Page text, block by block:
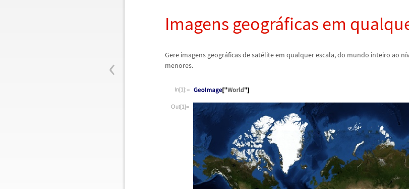
‹
Imagens geográficas em
Gere imagens geográficas de satélite em qualquer escala, do mundo inteiro ao ní
menores.
In[1]:=
Out[1]=